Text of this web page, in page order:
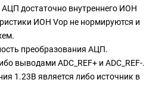
достаточно внутреннего ИОН
ИОН Vop не нормируются и
преобразования АЦП.
выводами ADC_REF+ и ADC_REF-.
1.23В является либо источник в